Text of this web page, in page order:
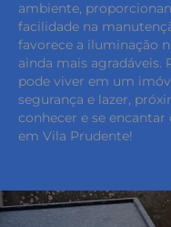
ambiente,
facilidade na
favorece a iluminação
ainda mais agradáveis.
pode viver em um
segurança e lazer,
conhecer e se
em Vila Prudente!